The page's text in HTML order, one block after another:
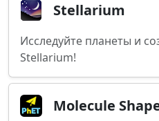
Stellarium
Исследуйте планеты и
Stellarium!
Molecule